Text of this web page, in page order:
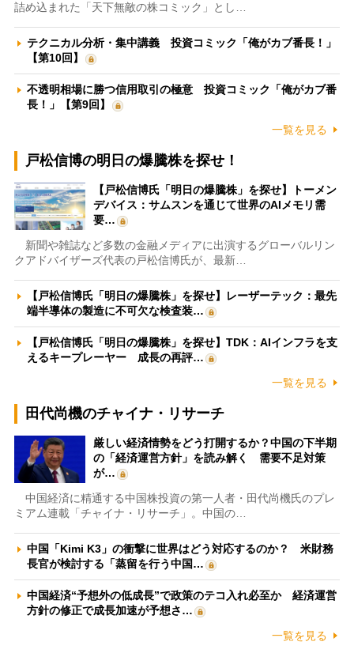
詰め込まれた「天下無敵の株コミック」とし…
テクニカル分析・集中講義 投資コミック「俺がカブ番長！」
【第10回】
不透明相場に勝つ信用取引の極意 投資コミック「俺がカブ番
長！」【第9回】
一覧を見る
戸松信博の明日の爆騰株を探せ！
【戸松信博氏「明日の爆騰株」を探せ】トーメン
デバイス：サムスンを通じて世界のAIメモリ需
要…
新聞や雑誌など多数の金融メディアに出演するグローバルリン
クアドバイザーズ代表の戸松信博氏が、最新…
【戸松信博氏「明日の爆騰株」を探せ】レーザーテック：最先
端半導体の製造に不可欠な検査装…
【戸松信博氏「明日の爆騰株」を探せ】TDK：AIインフラを支
えるキープレーヤー 成長の再評…
一覧を見る
田代尚機のチャイナ・リサーチ
厳しい経済情勢をどう打開するか？中国の下半期
の「経済運営方針」を読み解く 需要不足対策
が…
中国経済に精通する中国株投資の第一人者・田代尚機氏のプレ
ミアム連載「チャイナ・リサーチ」。中国の…
中国「Kimi K3」の衝撃に世界はどう対応するのか？ 米財務
長官が検討する「蒸留を行う中国…
中国経済“予想外の低成長”で政策のテコ入れ必至か 経済運営
方針の修正で成長加速が予想さ…
一覧を見る